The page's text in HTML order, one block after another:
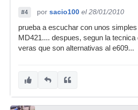
#4 por sacio100 el 28/01/2010
prueba a escuchar con unos
MD421.... despues, segun la
veras que son alternativas al e609...